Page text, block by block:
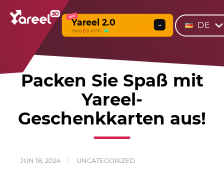
NEW
Yareel 2.0
Webβ & APK
→ DE
Packen Sie Spaß mit
Yareel-
Geschenkkarten aus!
JUN 18, 2024 UNCATEGORIZED